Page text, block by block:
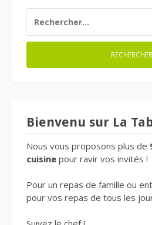
Bienvenu sur La
Nous vous proposons plus de
cuisine pour ravir vos invités !
Pour un repas de famille ou
pour vos repas de tous les